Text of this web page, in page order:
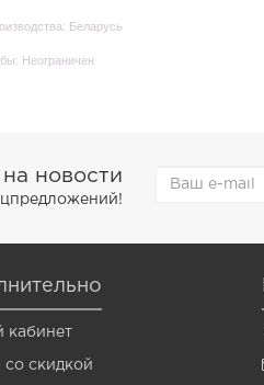
Беларусь
Неограничен
на новости
кабинет
со скидкой